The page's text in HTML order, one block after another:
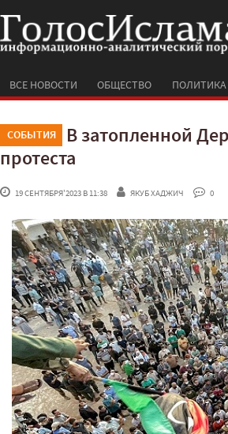
ВСЕ НОВОСТИ ОБЩЕСТВО ПОЛИТИКА
СОБЫТИЯ
В затопленной
протеста
19 СЕНТЯБРЯ'2023 В 11:38 ЯКУБ ХАДЖИЧ 0